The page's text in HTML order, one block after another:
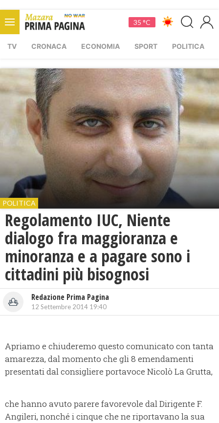
35 °C
TV CRONACA ECONOMIA SPORT POLITICA
POLITICA
Regolamento IUC, Niente
dialogo fra maggioranza e
minoranza e a pagare sono i
cittadini più bisognosi
Redazione Prima Pagina
12 Settembre 2014 19:40
Apriamo e chiuderemo questo comunicato con tanta
amarezza, dal momento che gli 8 emendamenti
presentati dal consigliere portavoce Nicolò La Grutta,
che hanno avuto parere favorevole dal Dirigente F.
Angileri, nonché i cinque che ne riportavano la sua